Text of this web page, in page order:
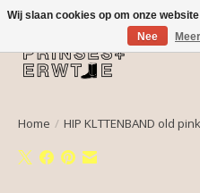
Home / HIP KLTTENBAND old pink
Wij slaan cookies op om onze
Nee